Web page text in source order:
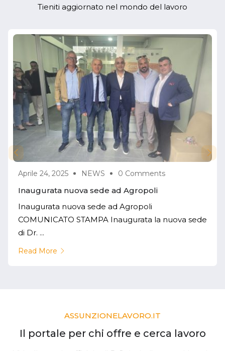
Tieniti aggiornato nel mondo del lavoro
Aprile 24, 2025 NEWS 0 Comments
Inaugurata nuova sede ad Agropoli
Inaugurata nuova sede ad Agropoli
COMUNICATO STAMPA Inaugurata la nuova sede
di Dr. ...
Read More
ASSUNZIONELAVORO.IT
Il portale per chi offre e cerca lavoro